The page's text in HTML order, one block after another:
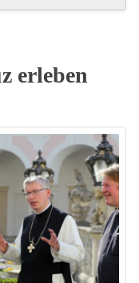
erleben